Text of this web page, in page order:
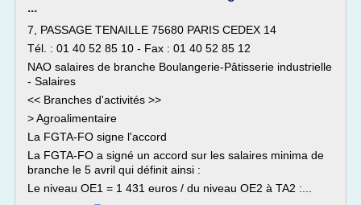
...
7, PASSAGE TENAILLE 75680 PARIS CEDEX 14
Tél. : 01 40 52 85 10 - Fax : 01 40 52 85 12
NAO salaires de branche Boulangerie-Pâtisserie industrielle
- Salaires
<< Branches d'activités >>
> Agroalimentaire
La FGTA-FO signe l'accord
La FGTA-FO a signé un accord sur les salaires minima de
branche le 5 avril qui définit ainsi :
Le niveau OE1 = 1 431 euros / du niveau OE2 à TA2 :...